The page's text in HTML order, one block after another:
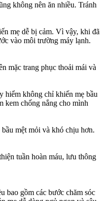
không nên ăn nhiều. Tránh
mẹ dễ bị cảm. Vì vậy, khi đã
vào môi trường máy lạnh.
mặc trang phục thoải mái và
hiểm không chỉ khiến mẹ bầu
kem chống nắng cho mình
mệt mỏi và khó chịu hơn.
tuần hoàn máu, lưu thông
bao gồm các bước chăm sóc